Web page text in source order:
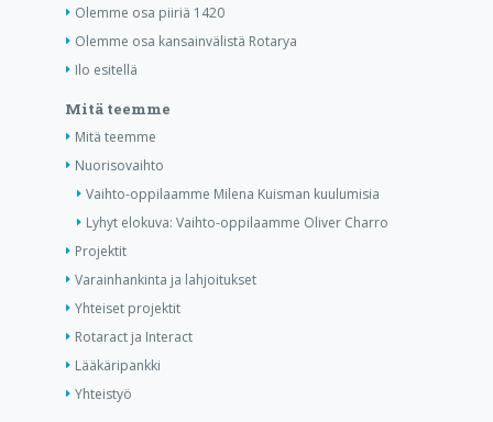
Olemme osa piiriä 1420
Olemme osa kansainvälistä Rotarya
Ilo esitellä
Mitä teemme
Mitä teemme
Nuorisovaihto
Vaihto-oppilaamme Milena Kuisman kuulumisia
Lyhyt elokuva: Vaihto-oppilaamme Oliver Charro
Projektit
Varainhankinta ja lahjoitukset
Yhteiset projektit
Rotaract ja Interact
Lääkäripankki
Yhteistyö